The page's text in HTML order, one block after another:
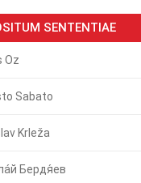
SENTENTIAE
Oz
Sabato
Krleža
Бердя́ев